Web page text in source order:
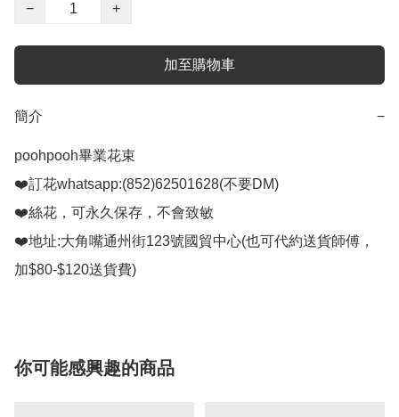
−
+
加至購物車
簡介 −
poohpooh畢業花束
❤️訂花whatsapp:(852)62501628(不要DM)
❤️絲花，可永久保存，不會致敏
❤️地址:大角嘴通州街123號國貿中心(也可代約送貨師傅，
你可能感興趣的商品